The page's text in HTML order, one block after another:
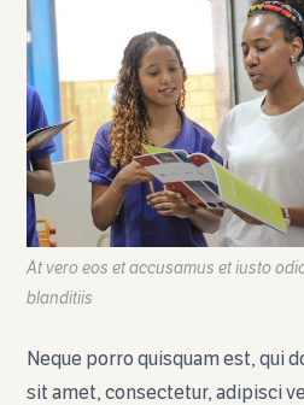
At vero eos et accusamus et iusto
blanditiis
Neque porro quisquam est, qui
sit amet, consectetur, adipisci